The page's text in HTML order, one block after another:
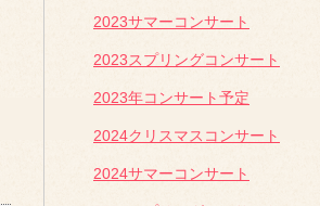
2023サマーコンサート
2023スプリングコンサート
2023年コンサート予定
2024クリスマスコンサート
2024サマーコンサート